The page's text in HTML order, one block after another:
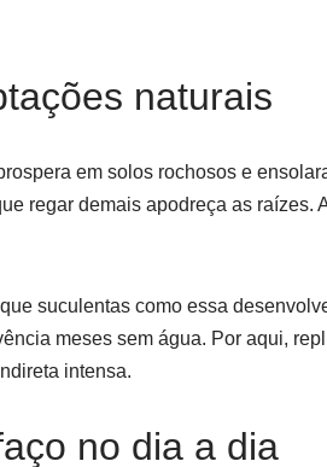
naturais
em solos rochosos e
regar demais apodreça as raízes.
suculentas como essa
meses sem água. Por aqui,
intensa.
no dia a dia